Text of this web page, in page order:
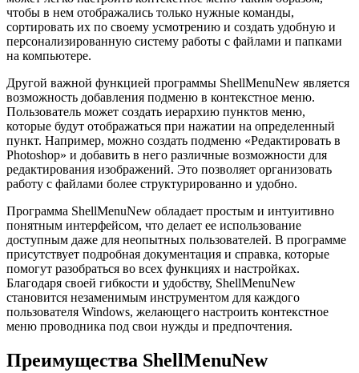
чтобы в нем отображались только нужные команды,
сортировать их по своему усмотрению и создать удобную и
персонализированную систему работы с файлами и папками
на компьютере.
Другой важной функцией программы ShellMenuNew является
возможность добавления подменю в контекстное меню.
Пользователь может создать иерархию пунктов меню,
которые будут отображаться при нажатии на определенный
пункт. Например, можно создать подменю «Редактировать в
Photoshop» и добавить в него различные возможности для
редактирования изображений. Это позволяет организовать
работу с файлами более структурированно и удобно.
Программа ShellMenuNew обладает простым и интуитивно
понятным интерфейсом, что делает ее использование
доступным даже для неопытных пользователей. В программе
присутствует подробная документация и справка, которые
помогут разобраться во всех функциях и настройках.
Благодаря своей гибкости и удобству, ShellMenuNew
становится незаменимым инструментом для каждого
пользователя Windows, желающего настроить контекстное
меню проводника под свои нужды и предпочтения.
Преимущества ShellMenuNew